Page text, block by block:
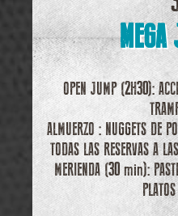
MEGA
OPEN JUMP (2H30):
ALMUERZO : NUGGETS DE
TODAS LAS RESERVAS A
MERIENDA (30 min):